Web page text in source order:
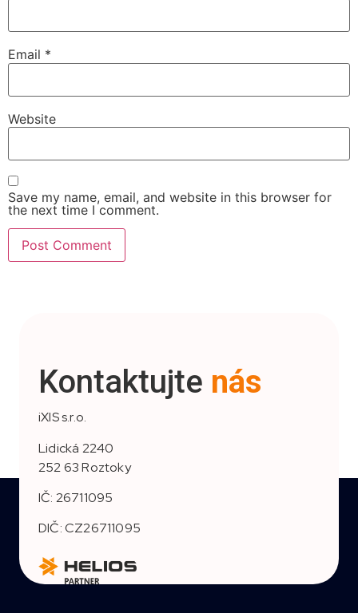
Email *
Website
Save my name, email, and website in this browser for
the next time I comment.
Kontaktujte nás
iXIS s.r.o.
Lidická 2240
252 63 Roztoky
IČ: 26711095
DIČ: CZ26711095